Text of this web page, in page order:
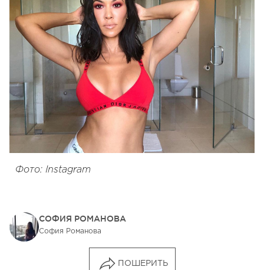
Фото: Instagram
СОФИЯ РОМАНОВА
София Романова
ПОШЕРИТЬ